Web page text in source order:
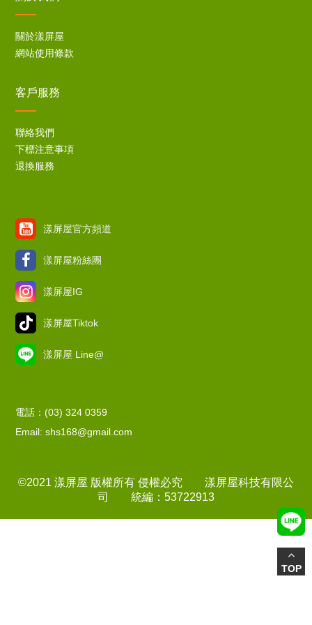
關於漾屏屋
網站使用條款
客戶服務
聯絡我們
下標注意事項
退換服務
漾屏屋官方頻道
漾屏屋粉絲團
漾屏屋IG
漾屏屋Tiktok
漾屏屋 Line@
電話：(03) 324 0359
Email: shs168@gmail.com
©2021 漾屏屋 版權所有 侵權必究 漾屏屋科技有限公
司 統編：53722913
TOP